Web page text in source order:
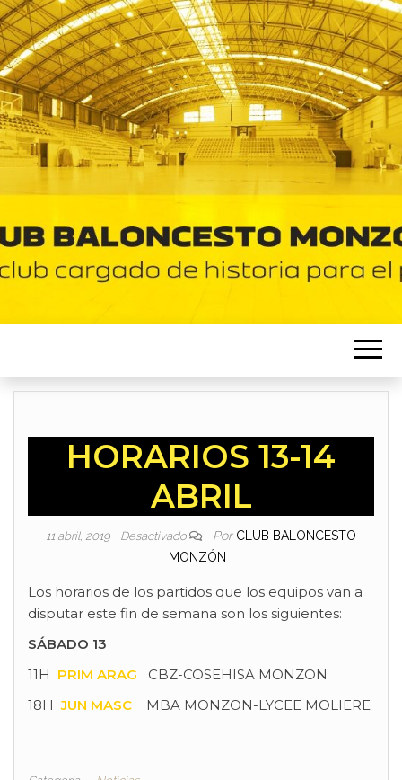
HORARIOS 13-14
ABRIL
11 abril, 2019 Desactivado Por CLUB BALONCESTO
MONZÓN
Los horarios de los partidos que los equipos van a
disputar este fin de semana son los siguientes:
SÁBADO 13
11H PRIM ARAG CBZ-COSEHISA MONZON
18HJUN MASC MBA MONZON-LYCEE MOLIERE